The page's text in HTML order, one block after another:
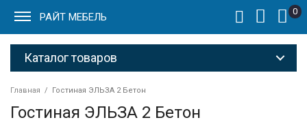
РАЙТ МЕБЕЛЬ 0
Каталог товаров
Главная Гостиная ЭЛЬЗА 2 Бетон
Гостиная ЭЛЬЗА 2 Бетон